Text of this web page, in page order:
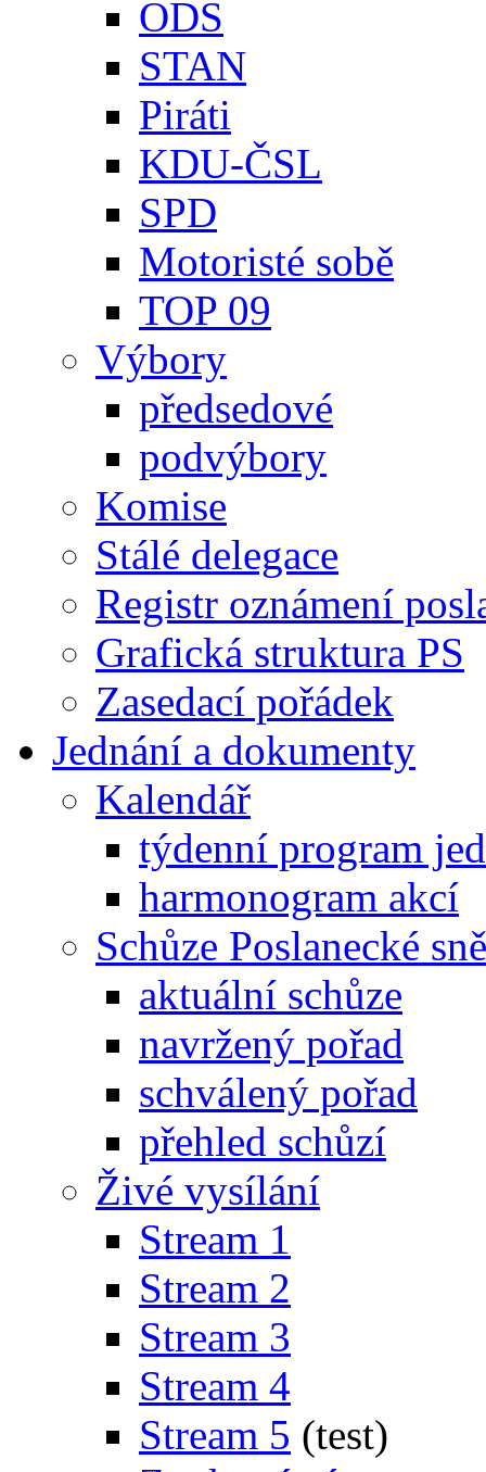
ODS
STAN
Piráti
KDU-ČSL
SPD
Motoristé sobě
TOP 09
Výbory
předsedové
podvýbory
Komise
Stálé delegace
Registr oznámení
Grafická struktura PS
Zasedací pořádek
Jednání a dokumenty
Kalendář
týdenní program
harmonogram akcí
Schůze Poslanecké
aktuální schůze
navržený pořad
schválený pořad
přehled schůzí
Živé vysílání
Stream 1
Stream 2
Stream 3
Stream 4
Stream 5 (test)